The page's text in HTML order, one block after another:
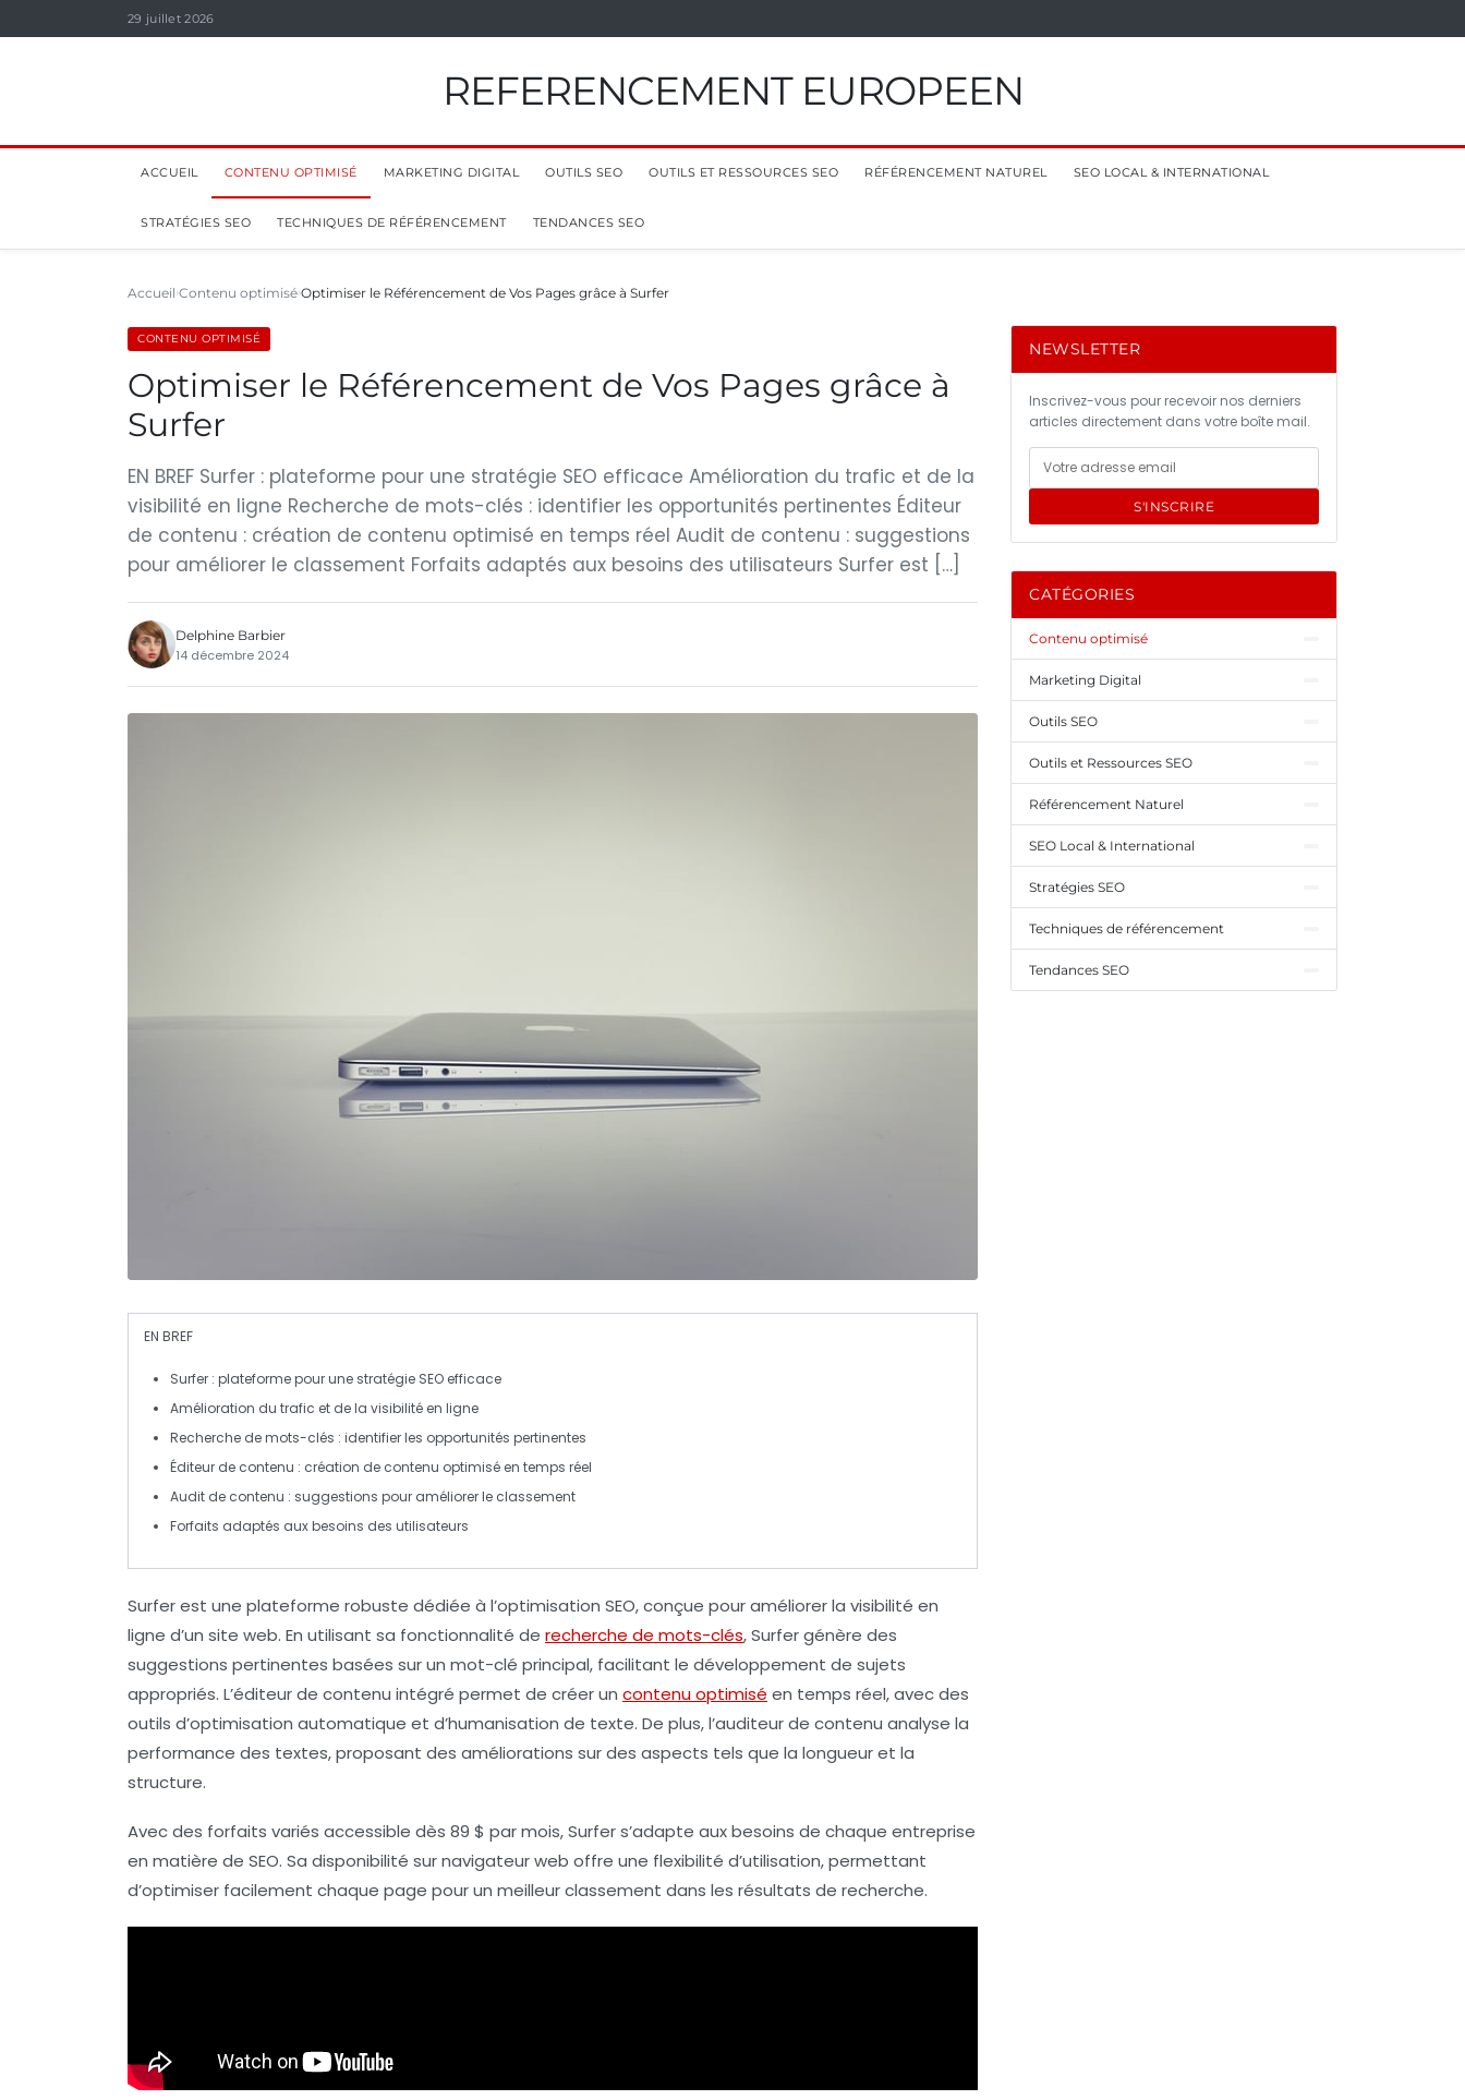
29 juillet 2026
REFERENCEMENT EUROPEEN
ACCUEIL CONTENU OPTIMISÉ MARKETING DIGITAL OUTILS SEO OUTILS ET RESSOURCES SEO RÉFÉRENCEMENT NATUREL SEO LOCAL & INTERNATIONAL
STRATÉGIES SEO TECHNIQUES DE RÉFÉRENCEMENT TENDANCES SEO
Accueil Contenu optimisé Optimiser le Référencement de Vos Pages grâce à Surfer
CONTENU OPTIMISÉ
Optimiser le Référencement de Vos Pages grâce à
Surfer
EN BREF Surfer : plateforme pour une stratégie SEO efficace Amélioration du trafic et de la
visibilité en ligne Recherche de mots-clés : identifier les opportunités pertinentes Éditeur
de contenu : création de contenu optimisé en temps réel Audit de contenu : suggestions
pour améliorer le classement Forfaits adaptés aux besoins des utilisateurs Surfer est […]
Delphine Barbier
14 décembre 2024
EN BREF
Surfer : plateforme pour une stratégie SEO efficace
Amélioration du trafic et de la visibilité en ligne
Recherche de mots-clés : identifier les opportunités pertinentes
Éditeur de contenu : création de contenu optimisé en temps réel
Audit de contenu : suggestions pour améliorer le classement
Forfaits adaptés aux besoins des utilisateurs
Surfer est une plateforme robuste dédiée à l’optimisation SEO, conçue pour améliorer la visibilité en
ligne d’un site web. En utilisant sa fonctionnalité de recherche de mots-clés, Surfer génère des
suggestions pertinentes basées sur un mot-clé principal, facilitant le développement de sujets
appropriés. L’éditeur de contenu intégré permet de créer un contenu optimisé en temps réel, avec des
outils d’optimisation automatique et d’humanisation de texte. De plus, l’auditeur de contenu analyse la
performance des textes, proposant des améliorations sur des aspects tels que la longueuret la
structure.
Avec des forfaits variés accessible dès 89 $ par mois, Surfer s’adapte aux besoins de chaque entreprise
en matière de SEO. Sa disponibilité surnavigateur web offre une flexibilité d’utilisation, permettant
d’optimiser facilement chaque page pour un meilleur classement dans les résultats de recherche.
NEWSLETTER
Inscrivez-vous pour recevoir nos derniers
articles directement dans votre boîte mail.
S'INSCRIRE
CATÉGORIES
Contenu optimisé
Marketing Digital
Outils SEO
Outils et Ressources SEO
Référencement Naturel
SEO Local & International
Stratégies SEO
Techniques de référencement
Tendances SEO